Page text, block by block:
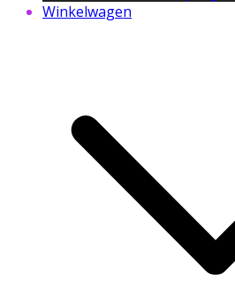
Winkelwagen